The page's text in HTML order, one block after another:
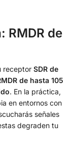
RMDR de
receptor SDR de
de hasta 105
. En la práctica,
en entornos con
señales
degraden tu